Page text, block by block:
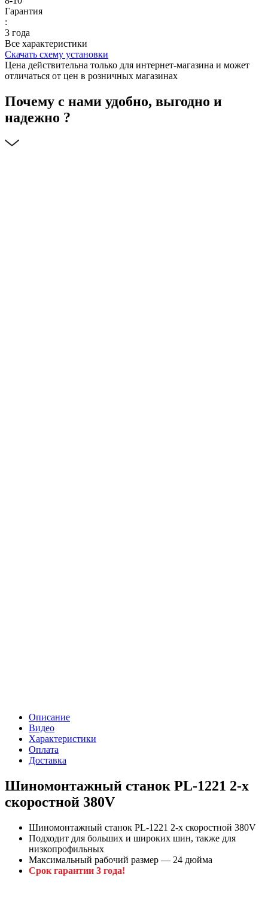
Гарантия
:
3 года
Все характеристики
Скачать схему установки
Цена действительна только для интернет-магазина и может
отличаться от цен в розничных магазинах
Почему с нами удобно, выгодно и
надежно ?
Описание
Видео
Характеристики
Оплата
Доставка
Шиномонтажный станок PL-1221 2-х
скоростной 380V
Шиномонтажный станок PL-1221 2-х скоростной 380V
Подходит для больших и широких шин, также для
низкопрофильных
Максимальный рабочий размер — 24 дюйма
Срок гарантии 3 года!